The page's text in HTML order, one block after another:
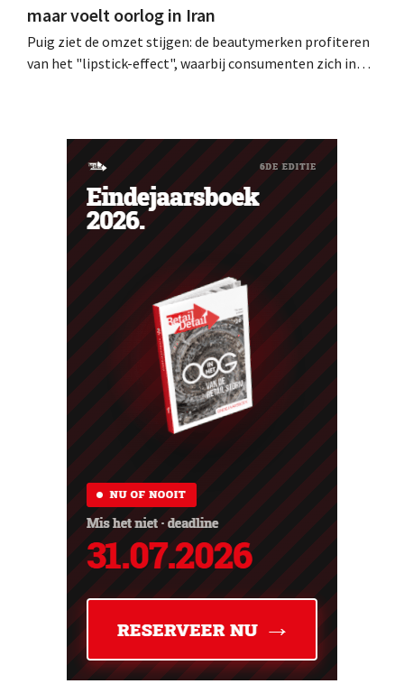
maar voelt oorlog in Iran
Puig ziet de omzet stijgen: de beautymerken profiteren
van het "lipstick-effect", waarbij consumenten zich in